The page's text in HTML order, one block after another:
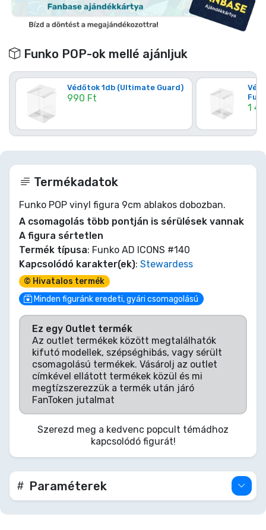
Funko POP-ok mellé ajánljuk
Védőtok 1db (Ultimate Guard)
990 Ft
1
Termékadatok
Funko POP vinyl figura 9cm ablakos dobozban.
A csomagolás több pontján is sérülések vannak
A figura sértetlen
Termék típusa: Funko AD ICONS #140
Kapcsolódó karakter(ek): Stewardess
© Hivatalos termék
Minden figuránk eredeti, gyári csomagolású
Ez egy Outlet termék
Az outlet termékek között megtalálhatók
kifutó modellek, szépséghibás, vagy sérült
csomagolású termékek. Vásárolj az outlet
címkével ellátott termékek közül és mi
megtízszerezzük a termék után járó
FanToken jutalmat
Szerezd meg a kedvenc popcult témádhoz
kapcsolódó figurát!
Paraméterek